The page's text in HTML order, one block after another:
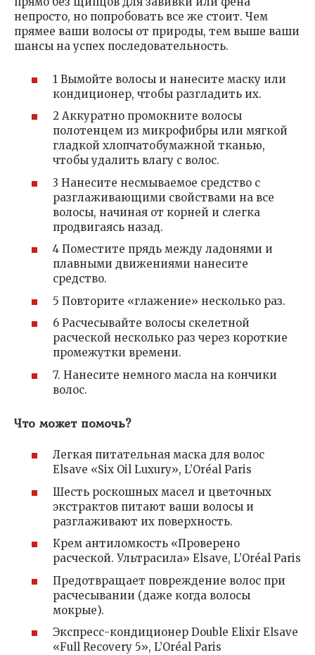
непросто, но попробовать все же стоит. Чем
прямее ваши волосы от природы, тем выше ваши
шансы на успех последовательность.
1 Вымойте волосы и нанесите маску или
кондиционер, чтобы разгладить их.
2 Аккуратно промокните волосы
полотенцем из микрофибры или мягкой
гладкой хлопчатобумажной тканью,
чтобы удалить влагу с волос.
3 Нанесите несмываемое средство с
разглаживающими свойствами на все
волосы, начиная от корней и слегка
продвигаясь назад.
4 Поместите прядь между ладонями и
плавными движениями нанесите
средство.
5 Повторите «глажение» несколько раз.
6 Расчесывайте волосы скелетной
расческой несколько раз через короткие
промежутки времени.
7. Нанесите немного масла на кончики
волос.
Что может помочь?
Легкая питательная маска для волос
Elsave «Six Oil Luxury», L’Oréal Paris
Шесть роскошных масел и цветочных
экстрактов питают ваши волосы и
разглаживают их поверхность.
Крем антиломкость «Проверено
расческой. Ультрасила» Elsave, L’Oréal Paris
Предотвращает повреждение волос при
расчесывании (даже когда волосы
мокрые).
Экспресс-кондиционер Double Elixir Elsave
«Full Recovery 5», L’Oréal Paris